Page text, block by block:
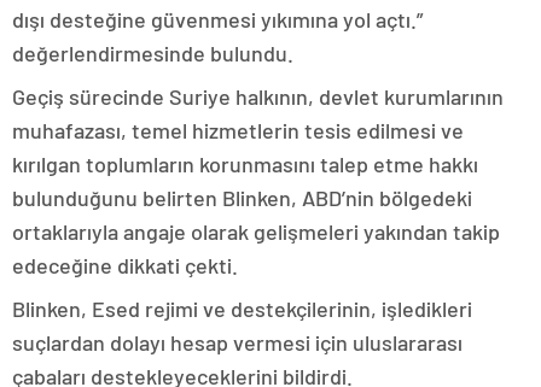
dışı desteğine güvenmesi yıkımına yol açtı.”
değerlendirmesinde bulundu.
Geçiş sürecinde Suriye halkının, devlet kurumlarının
muhafazası, temel hizmetlerin tesis edilmesi ve
kırılgan toplumların korunmasını talep etme hakkı
bulunduğunu belirten Blinken, ABD’nin bölgedeki
ortaklarıyla angaje olarak gelişmeleri yakından takip
edeceğine dikkati çekti.
Blinken, Esed rejimi ve destekçilerinin, işledikleri
suçlardan dolayı hesap vermesi için uluslararası
çabaları destekleyeceklerini bildirdi.